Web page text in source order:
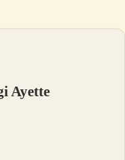
Ayette